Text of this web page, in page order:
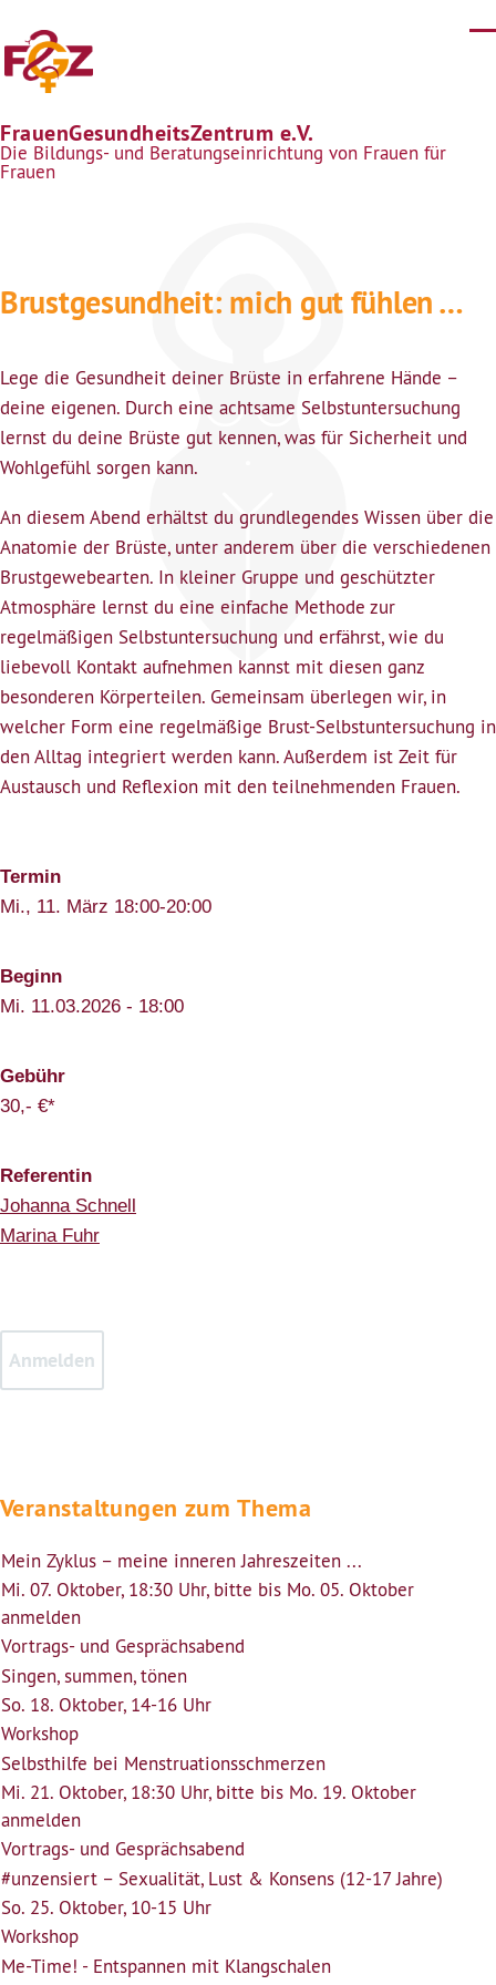
FrauenGesundheitsZentrum e.V.
Die Bildungs- und Beratungseinrichtung von Frauen für
Frauen
Brustgesundheit: mich gut fühlen …
Lege die Gesundheit deiner Brüste in erfahrene Hände –
deine eigenen. Durch eine achtsame Selbstuntersuchung
lernst du deine Brüste gut kennen, was für Sicherheit und
Wohlgefühl sorgen kann.
An diesem Abend erhältst du grundlegendes Wissen über die
Anatomie der Brüste, unter anderem über die verschiedenen
Brustgewebearten. In kleiner Gruppe und geschützter
Atmosphäre lernst du eine einfache Methode zur
regelmäßigen Selbstuntersuchung und erfährst, wie du
liebevoll Kontakt aufnehmen kannst mit diesen ganz
besonderen Körperteilen. Gemeinsam überlegen wir, in
welcher Form eine regelmäßige Brust-Selbstuntersuchung in
den Alltag integriert werden kann. Außerdem ist Zeit für
Austausch und Reflexion mit den teilnehmenden Frauen.
Termin
Mi., 11. März 18:00-20:00
Beginn
Mi. 11.03.2026 - 18:00
Gebühr
30,- €*
Referentin
Johanna Schnell
Marina Fuhr
Veranstaltungen zum Thema
Mein Zyklus – meine inneren Jahreszeiten ...
Mi. 07. Oktober, 18:30 Uhr, bitte bis Mo. 05. Oktober
anmelden
Vortrags- und Gesprächsabend
Singen, summen, tönen
So. 18. Oktober, 14-16 Uhr
Workshop
Selbsthilfe bei Menstruationsschmerzen
Mi. 21. Oktober, 18:30 Uhr, bitte bis Mo. 19. Oktober
anmelden
Vortrags- und Gesprächsabend
#unzensiert – Sexualität, Lust & Konsens (12-17 Jahre)
So. 25. Oktober, 10-15 Uhr
Workshop
Me-Time! - Entspannen mit Klangschalen